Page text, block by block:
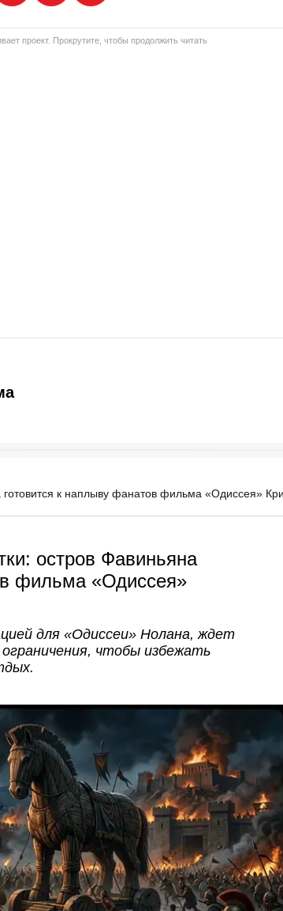
проект. Прокрутите, чтобы продолжить читать
готовится к наплыву фанатов фильма «Одиссея»
остров Фавиньяна
фильма «Одиссея»
для «Одиссеи» Нолана, ждет
чтобы избежать